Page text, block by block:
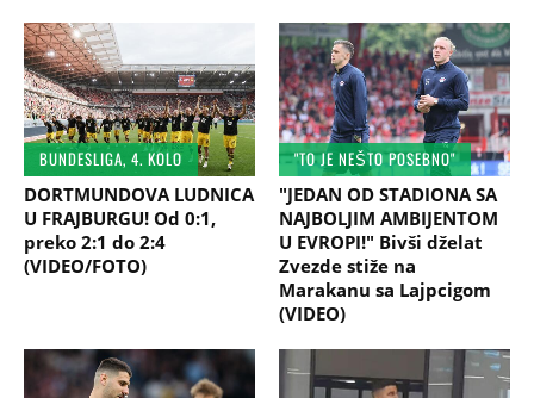
BUNDESLIGA, 4. KOLO
DORTMUNDOVA LUDNICA
U FRAJBURGU! Od 0:1,
preko 2:1 do 2:4
(VIDEO/FOTO)
"TO JE NEŠTO POSEBNO"
"JEDAN OD STADIONA SA
NAJBOLJIM AMBIJENTOM
U EVROPI!" Bivši dželat
Zvezde stiže na
Marakanu sa Lajpcigom
(VIDEO)